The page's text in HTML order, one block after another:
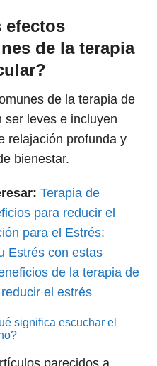
efectos
de la terapia
de la terapia de
ser leves e incluyen
relajación profunda y
bienestar.
Terapia de
para reducir el
para el Estrés:
Estrés con estas
de la terapia de
el estrés
significa escuchar el
parecidos a